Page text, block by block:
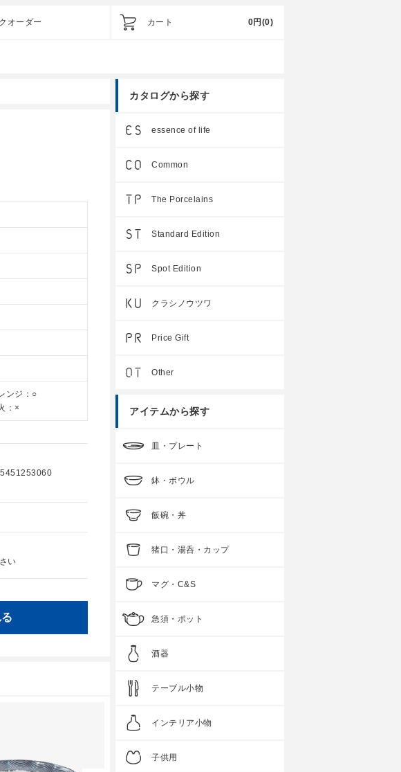
オーダー カート 0円 (0)
ンジ：○
：×
い
カタログから探す
essence of life
Common
The Porcelains
Standard Edition
Spot Edition
クラシノウツワ
Price Gift
Other
アイテムから探す
皿・プレート
鉢・ボウル
飯碗・丼
猪口・湯呑・カップ
マグ・C&S
急須・ポット
酒器
テーブル小物
インテリア小物
子供用